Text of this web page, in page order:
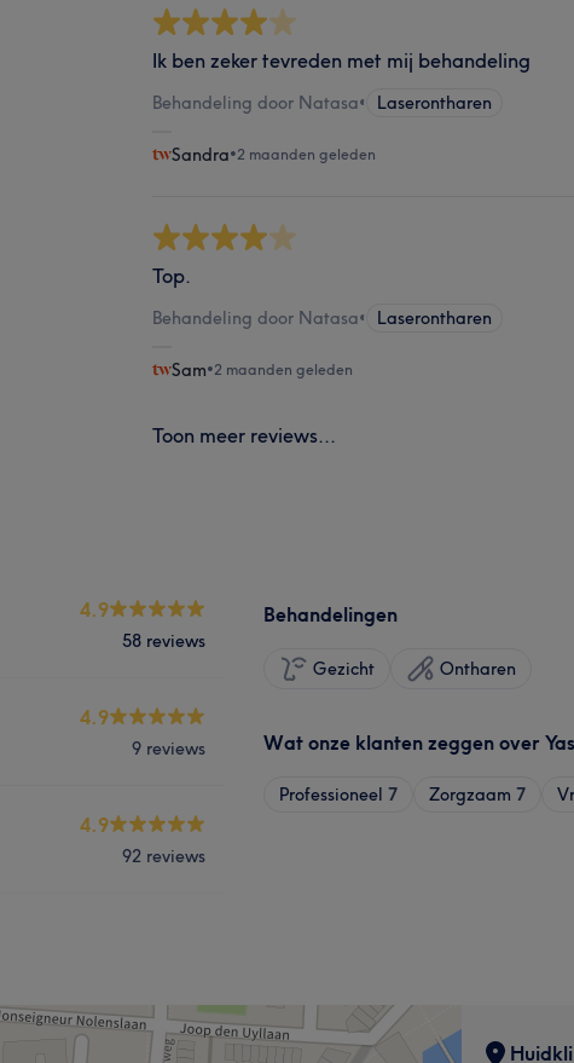
Ik ben zeker tevreden met mij behandeling
Behandeling door Natasa• Laserontharen
Sandra•2 maanden geleden
Top.
Behandeling door Natasa• Laserontharen
Sam•2 maanden geleden
Toon meer reviews...
4.9
58 reviews
4.9
9 reviews
4.9
92 reviews
Behandelingen
Gezicht Ontharen
Wat onze klanten zeggen over
Professioneel 7 Zorgzaam 7